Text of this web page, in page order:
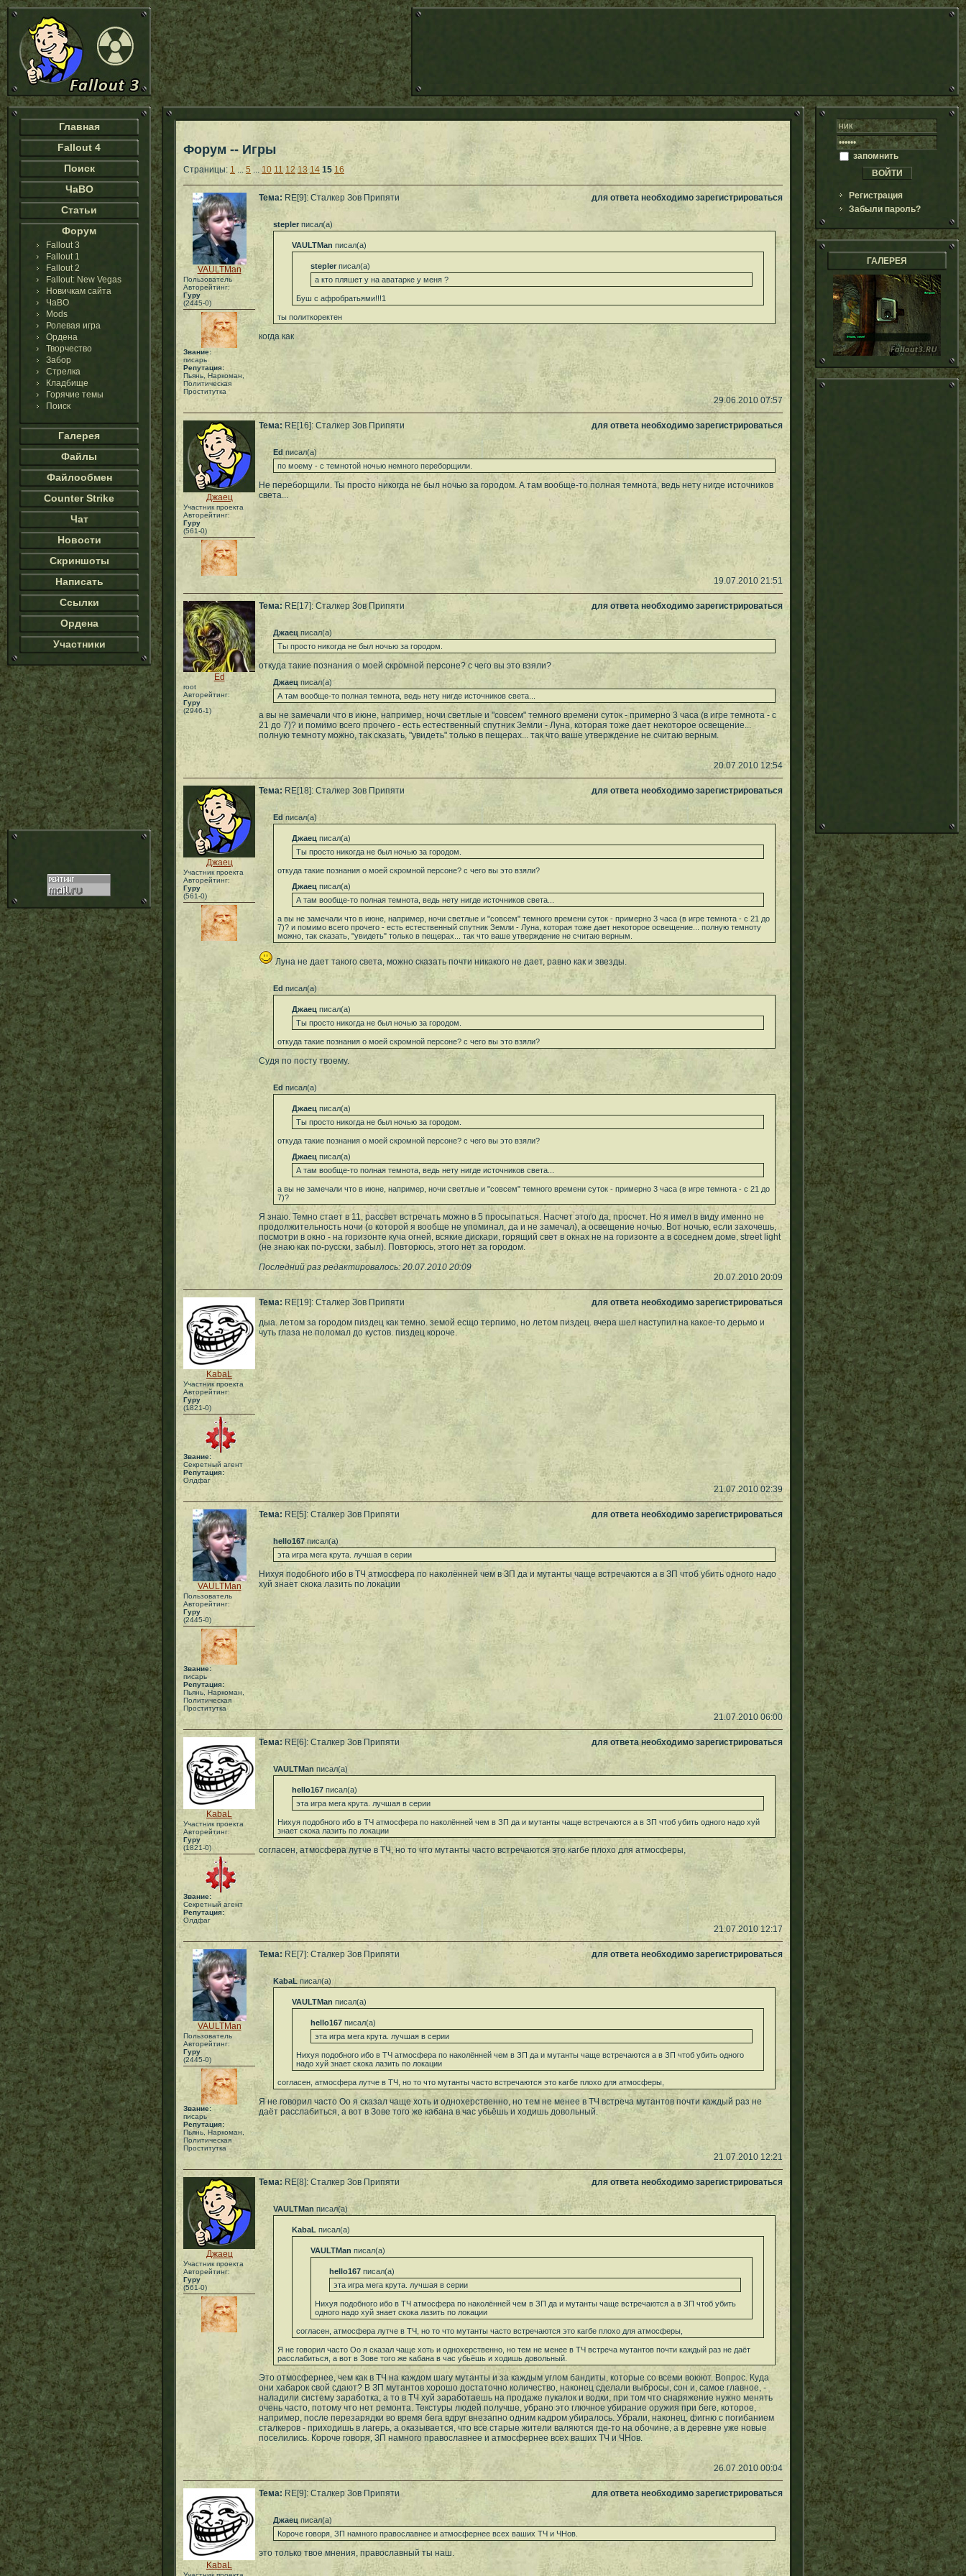
Главная
Fallout 4
Поиск
ЧаВО
Статьи
Форум
Fallout 3
Fallout 1
Fallout 2
Fallout: New Vegas
Новичкам сайта
ЧаВО
Mods
Ролевая игра
Ордена
Творчество
Забор
Стрелка
Кладбище
Горячие темы
Поиск
Галерея
Файлы
Файлообмен
Counter Strike
Чат
Новости
Скриншоты
Написать
Ссылки
Ордена
Участники
Форум -- Игры
Страницы: 1 ... 5 ... 10 11 12 13 14 15 16
VAULTMan
Пользователь
Авторейтинг:
Гуру
(2445-0)
Звание:
писарь
Репутация:
Пьянь, Наркоман,
Политическая
Проститутка
Тема: RE[9]: Сталкер Зов Припяти для ответа необходимо зарегистрироваться
stepler писал(а)
VAULTMan писал(а)
stepler писал(а)
а кто пляшет у на аватарке у меня ?
Буш с афробратьями!!!1
ты политкоректен
когда как
29.06.2010 07:57
Джаец
Участник проекта
Авторейтинг:
Гуру
(561-0)
Тема: RE[16]: Сталкер Зов Припяти для ответа необходимо зарегистрироваться
Ed писал(а)
по моему - с темнотой ночью немного переборщили.
Не переборщили. Ты просто никогда не был ночью за городом. А там вообще-то полная темнота, ведь нету нигде источников
света...
19.07.2010 21:51
Ed
root
Авторейтинг:
Гуру
(2946-1)
Тема: RE[17]: Сталкер Зов Припяти для ответа необходимо зарегистрироваться
Джаец писал(а)
Ты просто никогда не был ночью за городом.
откуда такие познания о моей скромной персоне? с чего вы это взяли?
Джаец писал(а)
А там вообще-то полная темнота, ведь нету нигде источников света...
а вы не замечали что в июне, например, ночи светлые и "совсем" темного времени суток - примерно 3 часа (в игре темнота - с
21 до 7)? и помимо всего прочего - есть естественный спутник Земли - Луна, которая тоже дает некоторое освещение...
полную темноту можно, так сказать, "увидеть" только в пещерах... так что ваше утверждение не считаю верным.
20.07.2010 12:54
Джаец
Участник проекта
Авторейтинг:
Гуру
(561-0)
Тема: RE[18]: Сталкер Зов Припяти для ответа необходимо зарегистрироваться
Ed писал(а)
Джаец писал(а)
Ты просто никогда не был ночью за городом.
откуда такие познания о моей скромной персоне? с чего вы это взяли?
Джаец писал(а)
А там вообще-то полная темнота, ведь нету нигде источников света...
а вы не замечали что в июне, например, ночи светлые и "совсем" темного времени суток - примерно 3 часа (в игре темнота - с 21 до
7)? и помимо всего прочего - есть естественный спутник Земли - Луна, которая тоже дает некоторое освещение... полную темноту
можно, так сказать, "увидеть" только в пещерах... так что ваше утверждение не считаю верным.
Луна не дает такого света, можно сказать почти никакого не дает, равно как и звезды.
Ed писал(а)
Джаец писал(а)
Ты просто никогда не был ночью за городом.
откуда такие познания о моей скромной персоне? с чего вы это взяли?
Судя по посту твоему.
Ed писал(а)
Джаец писал(а)
Ты просто никогда не был ночью за городом.
откуда такие познания о моей скромной персоне? с чего вы это взяли?
Джаец писал(а)
А там вообще-то полная темнота, ведь нету нигде источников света...
а вы не замечали что в июне, например, ночи светлые и "совсем" темного времени суток - примерно 3 часа (в игре темнота - с 21 до
7)?
Я знаю. Темно стает в 11, рассвет встречать можно в 5 просыпаться. Насчет этого да, просчет. Но я имел в виду именно не
продолжительность ночи (о которой я вообще не упоминал, да и не замечал), а освещение ночью. Вот ночью, если захочешь,
посмотри в окно - на горизонте куча огней, всякие дискари, горящий свет в окнах не на горизонте а в соседнем доме, street light
(не знаю как по-русски, забыл). Повторюсь, этого нет за городом.
Последний раз редактировалось: 20.07.2010 20:09
20.07.2010 20:09
KabaL
Участник проекта
Авторейтинг:
Гуру
(1821-0)
Звание:
Секретный агент
Репутация:
Олдфаг
Тема: RE[19]: Сталкер Зов Припяти
для ответа необходимо зарегистрироваться
дыа. летом за городом пиздец как темно. земой есщо терпимо, но летом пиздец. вчера шел наступил на какое-то дерьмо и
чуть глаза не поломал до кустов. пиздец короче.
21.07.2010 02:39
VAULTMan
Пользователь
Авторейтинг:
Гуру
(2445-0)
Звание:
писарь
Репутация:
Пьянь, Наркоман,
Политическая
Проститутка
Тема: RE[5]: Сталкер Зов Припяти для ответа необходимо зарегистрироваться
hello167писал(а)
эта игра мега крута. лучшая в серии
Нихуя подобного ибо в ТЧ атмосфера по наколённей чем в ЗП да и мутанты чаще встречаются а в ЗП чтоб убить одного надо
хуй знает скока лазить по локации
21.07.2010 06:00
KabaL
Участник проекта
Авторейтинг:
Гуру
(1821-0)
Звание:
Секретный агент
Репутация:
Олдфаг
Тема: RE[6]: Сталкер Зов Припяти для ответа необходимо зарегистрироваться
VAULTMan писал(а)
hello167 писал(а)
эта игра мега крута. лучшая в серии
Нихуя подобного ибо в ТЧ атмосфера по наколённей чем в ЗП да и мутанты чаще встречаются а в ЗП чтоб убить одного надо хуй
знает скока лазить по локации
согласен, атмосфера лутче в ТЧ, но то что мутанты часто встречаются это кагбе плохо для атмосферы,
21.07.2010 12:17
VAULTMan
Пользователь
Авторейтинг:
Гуру
(2445-0)
Звание:
писарь
Репутация:
Пьянь, Наркоман,
Политическая
Проститутка
Тема: RE[7]: Сталкер Зов Припяти для ответа необходимо зарегистрироваться
KabaL писал(а)
VAULTMan писал(а)
hello167 писал(а)
эта игра мега крута. лучшая в серии
Нихуя подобного ибо в ТЧ атмосфера по наколённей чем в ЗП да и мутанты чаще встречаются а в ЗП чтоб убить одного
надо хуй знает скока лазить по локации
согласен, атмосфера лутче в ТЧ, но то что мутанты часто встречаются это кагбе плохо для атмосферы,
Я не говорил часто Оо я сказал чаще хоть и однохерственно, но тем не менее в ТЧ встреча мутантов почти каждый раз не
даёт расслабиться, а вот в Зове того же кабана в час убьёшь и ходишь довольный.
21.07.2010 12:21
Джаец
Участник проекта
Авторейтинг:
Гуру
(561-0)
Тема: RE[8]: Сталкер Зов Припяти для ответа необходимо зарегистрироваться
VAULTMan писал(а)
KabaL писал(а)
VAULTMan писал(а)
hello167 писал(а)
эта игра мега крута. лучшая в серии
Нихуя подобного ибо в ТЧ атмосфера по наколённей чем в ЗП да и мутанты чаще встречаются а в ЗП чтоб убить
одного надо хуй знает скока лазить по локации
согласен, атмосфера лутче в ТЧ, но то что мутанты часто встречаются это кагбе плохо для атмосферы,
Я не говорил часто Оо я сказал чаще хоть и однохерственно, но тем не менее в ТЧ встреча мутантов почти каждый раз не даёт
расслабиться, а вот в Зове того же кабана в час убьёшь и ходишь довольный.
Это отмосфернее, чем как в ТЧ на каждом шагу мутанты и за каждым углом бандиты, которые со всеми воюют. Вопрос. Куда
они хабарок свой сдают? В ЗП мутантов хорошо достаточно количество, наконец сделали выбросы, сон и, самое главное, -
наладили систему заработка, а то в ТЧ хуй заработаешь на продаже пукалок и водки, при том что снаряжение нужно менять
очень часто, потому что нет ремонта. Текстуры людей получше, убрано это глючное убирание оружия при беге, которое,
например, после перезарядки во время бега вдруг внезапно одним кадром убиралось. Убрали, наконец, фигню с погибанием
сталкеров - приходишь в лагерь, а оказывается, что все старые жители валяются где-то на обочине, а в деревне уже новые
поселились. Короче говоря, ЗП намного православнее и атмосфернее всех ваших ТЧ и ЧНов.
26.07.2010 00:04
KabaL
Тема: RE[9]: Сталкер Зов Припяти для ответа необходимо зарегистрироваться
Джаец писал(а)
Короче говоря, ЗП намного православнее и атмосфернее всех ваших ТЧ и ЧНов.
это только твое мнения, православный ты наш.
запомнить
Регистрация
Забыли пароль?
ГАЛЕРЕЯ